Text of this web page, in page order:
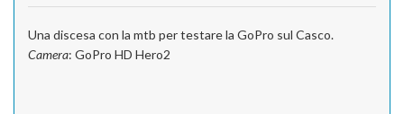
Una discesa con la mtb per testare la GoPro sul Casco.
Camera: GoPro HD Hero2